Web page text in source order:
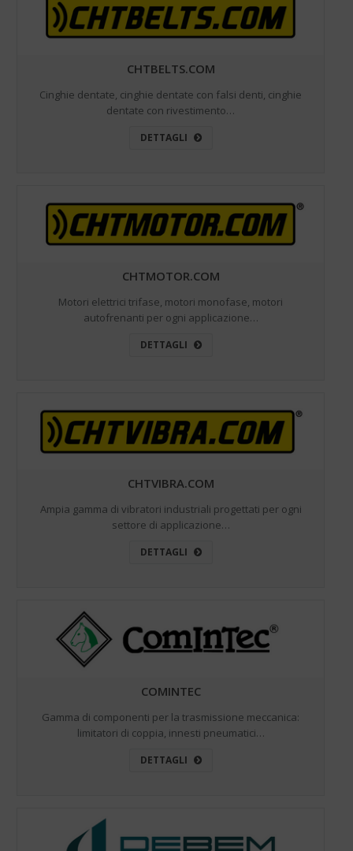
CHTBELTS.COM
Cinghie dentate, cinghie dentate con falsi denti, cinghie
dentate con rivestimento…
DETTAGLI
CHTMOTOR.COM
Motori elettrici trifase, motori monofase, motori
autofrenanti per ogni applicazione…
DETTAGLI
CHTVIBRA.COM
Ampia gamma di vibratori industriali progettati per ogni
settore di applicazione…
DETTAGLI
COMINTEC
Gamma di componenti per la trasmissione meccanica:
limitatori di coppia, innesti pneumatici…
DETTAGLI